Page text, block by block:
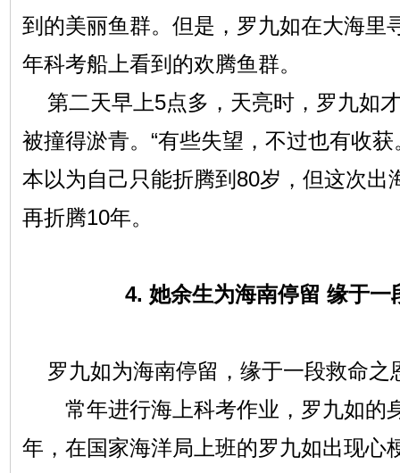
到的美丽鱼群。但是，罗九如在大海里
年科考船上看到的欢腾鱼群。
第二天早上5点多，天亮时，罗九如
被撞得淤青。“有些失望，不过也有收
本以为自己只能折腾到80岁，但这次出
再折腾10年。
4. 她余生为海南停留 缘于一
罗九如为海南停留，缘于一段救命
常年进行海上科考作业，罗九如的
年，在国家海洋局上班的罗九如出现心